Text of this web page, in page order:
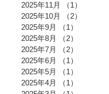
2025年11月
（1）
2025年10月
（2）
2025年9月
（1）
2025年8月
（2）
2025年7月
（2）
2025年6月
（1）
2025年5月
（1）
2025年4月
（1）